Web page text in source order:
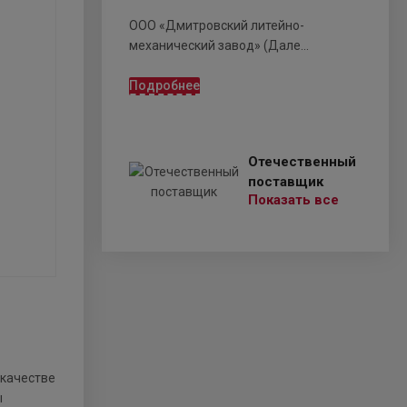
ООО «Дмитровский литейно-
механический завод» (Дале...
Подробнее
Отечественный
поставщик
Показать все